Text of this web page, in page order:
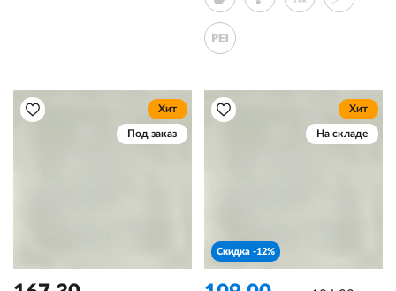
Хит
Под заказ
Хит
На складе
Скидка -12%